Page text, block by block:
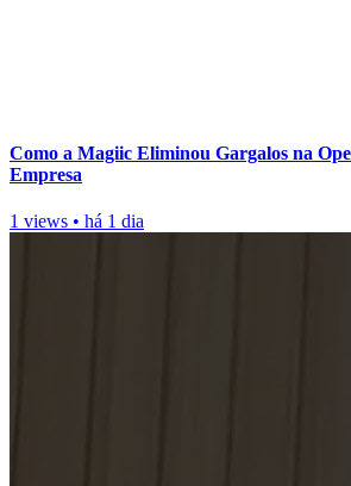
Como a Magiic Eliminou Gargalos na
Empresa
1 views • há 1 dia